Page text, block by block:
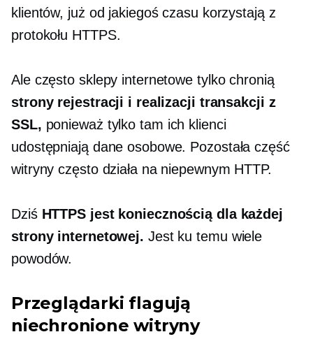
klientów, już od jakiegoś czasu korzystają z
protokołu HTTPS.
Ale często sklepy internetowe tylko chronią
strony rejestracji i realizacji transakcji z
SSL, ponieważ tylko tam ich klienci
udostępniają dane osobowe. Pozostała część
witryny często działa na niepewnym HTTP.
Dziś HTTPS jest koniecznością dla każdej
strony internetowej. Jest ku temu wiele
powodów.
Przeglądarki flagują
niechronione witryny